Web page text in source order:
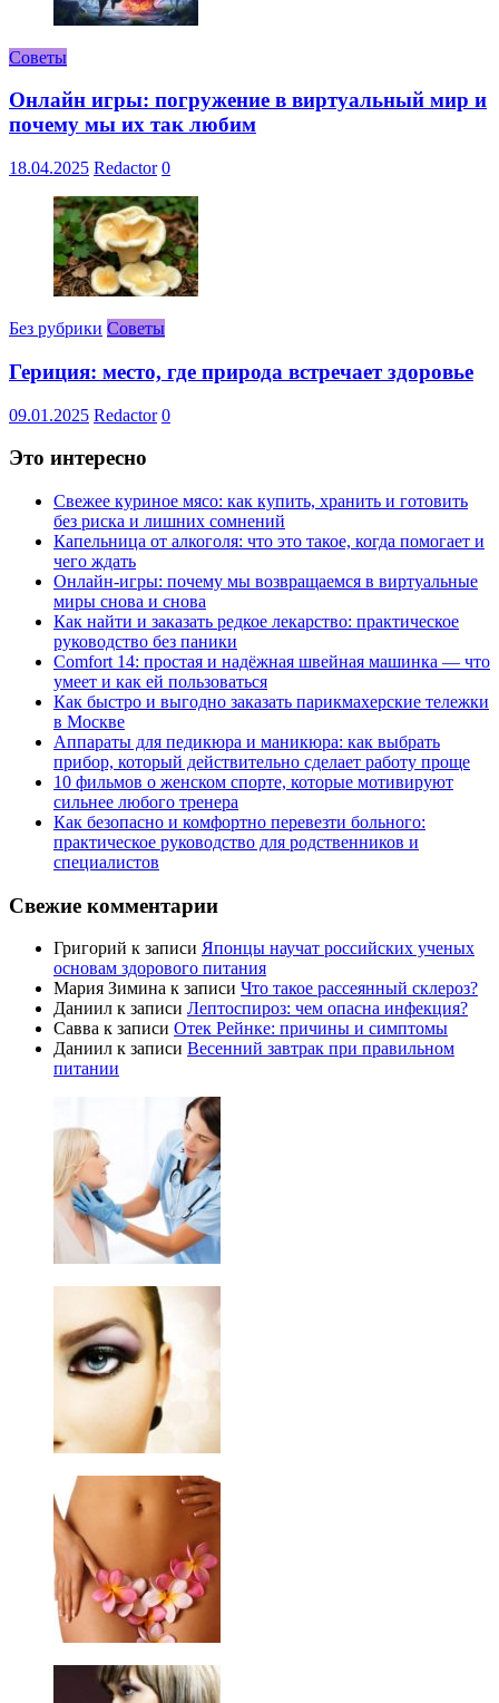
Советы
Онлайн игры: погружение в виртуальный мир и
почему мы их так любим
18.04.2025 Redactor 0
Без рубрики Советы
Гериция: место, где природа встречает здоровье
09.01.2025 Redactor 0
Это интересно
Свежее куриное мясо: как купить, хранить и готовить
без риска и лишних сомнений
Капельница от алкоголя: что это такое, когда помогает и
чего ждать
Онлайн-игры: почему мы возвращаемся в виртуальные
миры снова и снова
Как найти и заказать редкое лекарство: практическое
руководство без паники
Comfort 14: простая и надёжная швейная машинка — что
умеет и как ей пользоваться
Как быстро и выгодно заказать парикмахерские тележки
в Москве
Аппараты для педикюра и маникюра: как выбрать
прибор, который действительно сделает работу проще
10 фильмов о женском спорте, которые мотивируют
сильнее любого тренера
Как безопасно и комфортно перевезти больного:
практическое руководство для родственников и
специалистов
Свежие комментарии
Григорий к записи Японцы научат российских ученых
основам здорового питания
Мария Зимина к записи Что такое рассеянный склероз?
Даниил к записи Лептоспироз: чем опасна инфекция?
Савва к записи Отек Рейнке: причины и симптомы
Даниил к записи Весенний завтрак при правильном
питании